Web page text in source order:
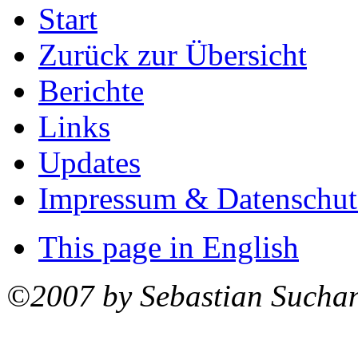
Start
Zurück zur Übersicht
Berichte
Links
Updates
Impressum &
This page in English
©2007 by Sebastian